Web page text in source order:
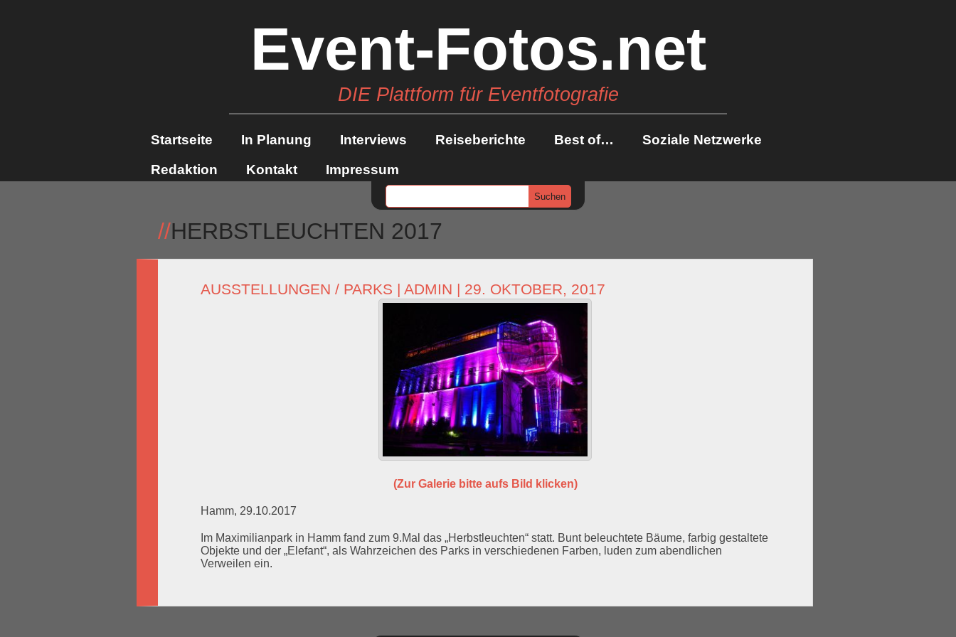
Event-Fotos.net
DIE Plattform für Eventfotografie
Startseite In Planung Interviews Reiseberichte Best of…
Soziale Netzwerke
Redaktion
Kontakt Impressum
//HERBSTLEUCHTEN 2017
AUSSTELLUNGEN / PARKS | ADMIN | 29. OKTOBER, 2017
(Zur Galerie bitte aufs Bild klicken)
Hamm, 29.10.2017
Im Maximilianpark in Hamm fand zum 9.Mal das „Herbstleuchten“ statt. Bunt beleuchtete Bäume, farbig gestaltete
Objekte und der „Elefant“, als Wahrzeichen des Parks in verschiedenen Farben, luden zum abendlichen
Verweilen ein.